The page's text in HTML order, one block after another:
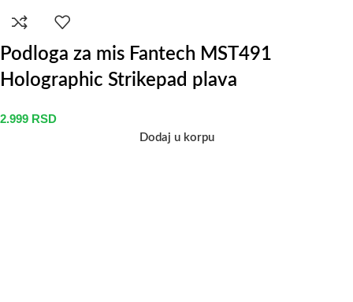
Podloga za mis Fantech MST491
Holographic Strikepad plava
2.999 RSD
Dodaj u korpu